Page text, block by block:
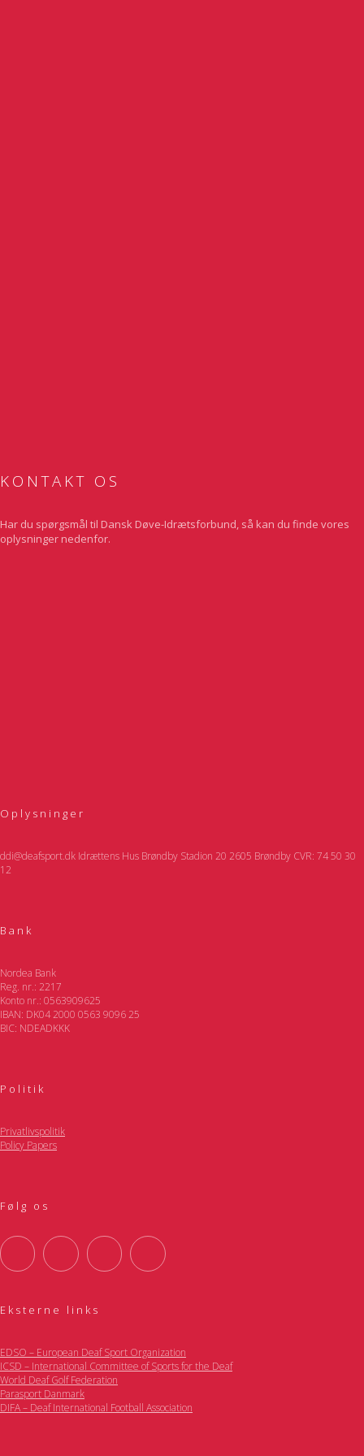
KONTAKT OS
Har du spørgsmål til Dansk Døve-Idrætsforbund, så kan du finde vores
oplysninger nedenfor.
Oplysninger
ddi@deafsport.dk Idrættens Hus Brøndby Stadion 20 2605 Brøndby CVR: 74 50 30
12
Bank
Nordea Bank
Reg. nr.: 2217
Konto nr.: 0563909625
IBAN: DK04 2000 0563 9096 25
BIC: NDEADKKK
Politik
Privatlivspolitik
Policy Papers
Følg os
Eksterne links
EDSO – European Deaf Sport Organization
ICSD – International Committee of Sports for the Deaf
World Deaf Golf Federation
Parasport Danmark
DIFA – Deaf International Football Association